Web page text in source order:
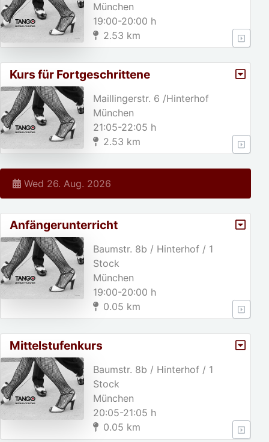
München
19:00-20:00 h
2.53 km
Kurs für Fortgeschrittene
Maillingerstr. 6 /Hinterhof
München
21:05-22:05 h
2.53 km
Wed 26. Aug. 2026
Anfängerunterricht
Baumstr. 8b / Hinterhof / 1
Stock
München
19:00-20:00 h
0.05 km
Mittelstufenkurs
Baumstr. 8b / Hinterhof / 1
Stock
München
20:05-21:05 h
0.05 km